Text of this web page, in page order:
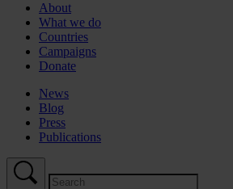
About
What we do
Countries
Campaigns
Donate
News
Blog
Press
Publications